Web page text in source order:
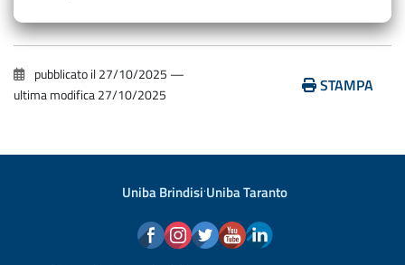
pubblicato il27/10/2025 —
ultima modifica27/10/2025 STAMPA
Uniba Brindisi·Uniba Taranto